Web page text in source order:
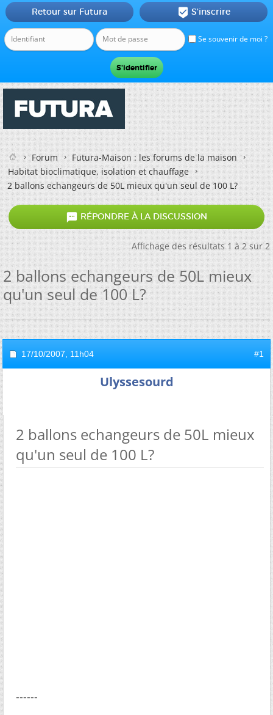
Se souvenir de moi ?
Retour sur Futura  S'inscrire
Forum
Futura-Maison : les forums de la maison
Habitat bioclimatique, isolation et chauffage
2 ballons echangeurs de 50L mieux qu'un seul de 100 L?
 RÉPONDRE À LA DISCUSSION
Affichage des résultats 1 à 2 sur 2
2 ballons echangeurs de 50L mieux
qu'un seul de 100 L?
17/10/2007, 11h04 #1
Ulyssesourd
2 ballons echangeurs de 50L mieux
qu'un seul de 100 L?
------